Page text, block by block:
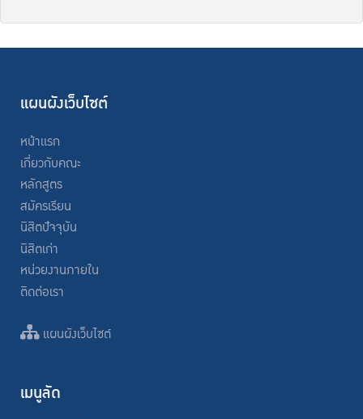
แผนผังเว็บไซต์
หน้าแรก
เกี่ยวกับคณะ
หลักสูตร
สมัครเรียน
นิสิตปัจจุบัน
นิสิตเก่า
หน่วยงานภายใน
ติดต่อเรา
แผนผังเว็บไซต์
เมนูลัด